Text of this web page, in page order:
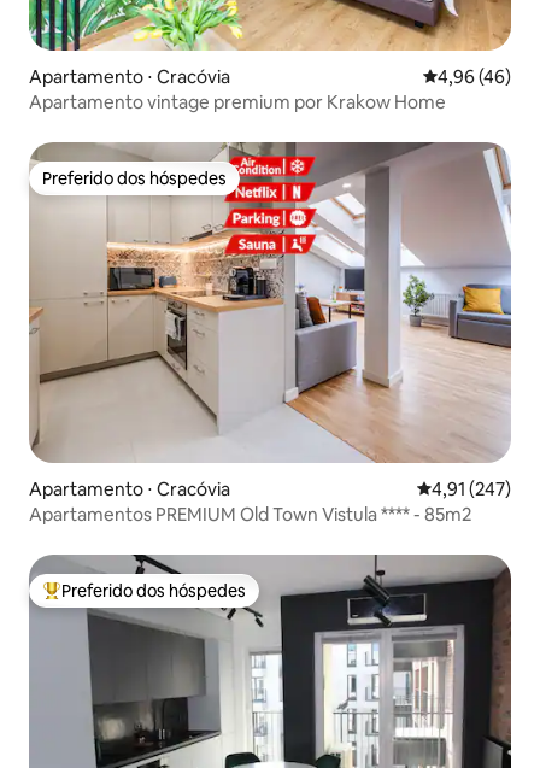
Apartamento ⋅ Cracóvia 4,96 de uma
4,96 (46)
Apartamento vintage premium por Krakow Home
Preferido dos hóspedes
Preferido dos hóspedes
Apartamento ⋅ Cracóvia 4,91 de uma
4,91 (247)
Apartamentos PREMIUM Old Town Vistula **** - 85m2
Entre os melhores preferidos dos hóspedes
Preferido dos hóspedes